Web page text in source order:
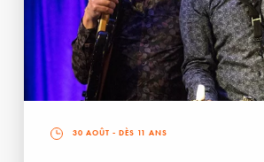
30 AOÛT - DÈS 11 ANS